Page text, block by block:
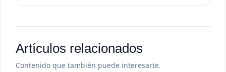
Artículos relacionados
Contenido que también puede interesarte.